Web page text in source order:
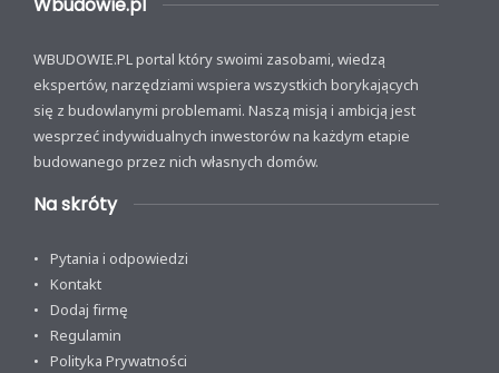
Wbudowie.pl
WBUDOWIE.PL portal który swoimi zasobami, wiedzą
ekspertów, narzędziami wspiera wszystkich borykających
się z budowlanymi problemami. Naszą misją i ambicją jest
wesprzeć indywidualnych inwestorów na każdym etapie
budowanego przez nich własnych domów.
Na skróty
Pytania i odpowiedzi
Kontakt
Dodaj firmę
Regulamin
Polityka Prywatności